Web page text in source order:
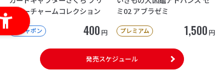
スターチャームコレクション
ガシャポン 400 円
ミ02 アブラゼミ
プレミアム 1,500 円
発売スケジュール